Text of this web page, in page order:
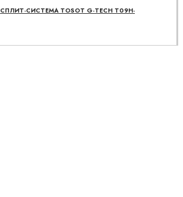
СПЛИТ-СИСТЕМА TOSOT G-TECH T09H-